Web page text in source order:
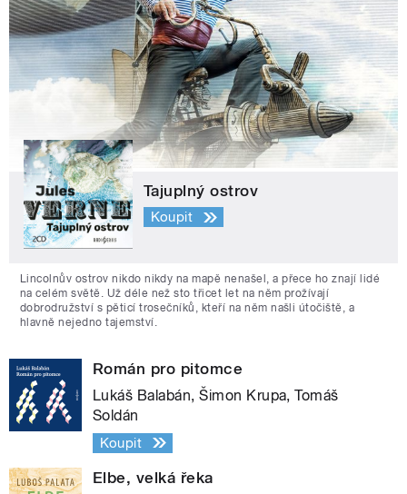
Tajuplný ostrov
Koupit
Lincolnův ostrov nikdo nikdy na mapě nenašel, a přece ho znají lidé
na celém světě. Už déle než sto třicet let na něm prožívají
dobrodružství s pěticí trosečníků, kteří na něm našli útočiště, a
hlavně nejedno tajemství.
Román pro pitomce
Lukáš Balabán, Šimon Krupa, Tomáš
Soldán
Koupit
Elbe, velká řeka